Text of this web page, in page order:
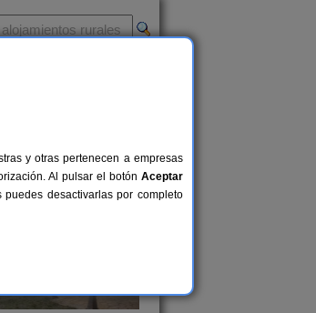
y otras pertenecen a empresas
Al pulsar el botón Aceptar
desactivarlas por completo